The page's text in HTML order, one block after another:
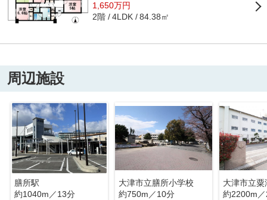
1,650万円
2階 4LDK 84.38㎡
周辺施設
膳所駅
約1040m／13分
大津市立膳所小学校
約750m／10分
大津市立粟
約2200m